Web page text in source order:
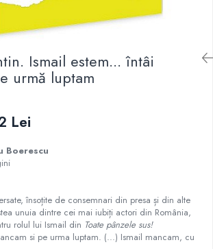
Ismail estem... întâi
urmă luptam
Lei
Boerescu
însoțite de consemnari din presa și din alte
unuia dintre cei mai iubiți actori din România,
rolul lui Ismail din Toate pânzele sus!
si pe urma luptam. (...) Ismail mancam, cu